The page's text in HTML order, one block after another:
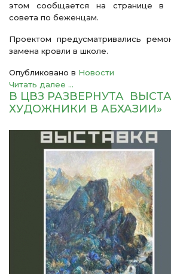
этом сообщается на странице в
совета по беженцам.
Проектом предусматривались
замена кровли в школе.
Опубликовано в Новости
Читать далее ...
В ЦВЗ РАЗВЕРНУТА
ХУДОЖНИКИ В АБХАЗИИ»